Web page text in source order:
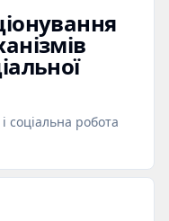
соціальна робота